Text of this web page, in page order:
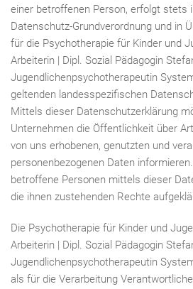
einer betroffenen Person, erfolgt stets
Datenschutz-Grundverordnung und in
für die Psychotherapie für Kinder und
Arbeiterin | Dipl. Sozial Pädagogin
Jugendlichenpsychotherapeutin
geltenden landesspezifischen
Mittels dieser Datenschutzerklärung
Unternehmen die Öffentlichkeit über
von uns erhobenen, genutzten und
personenbezogenen Daten
betroffene Personen mittels dieser
die ihnen zustehenden Rechte
Die Psychotherapie für Kinder und
Arbeiterin | Dipl. Sozial Pädagogin
Jugendlichenpsychotherapeutin
als für die Verarbeitung